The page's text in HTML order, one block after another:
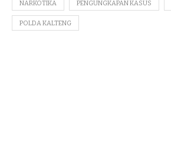
NARKOTIKA PENGUNGKAPAN KASUS
POLDA KALTENG